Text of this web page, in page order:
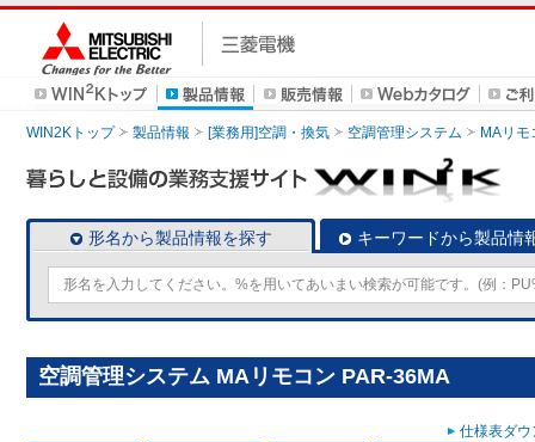
WIN2Kトップ 製品情報 [業務用]空調・換気 空調管理システム MAリモ
形名から製品情報を探す キーワードから製品情
空調管理システム MAリモコン PAR-36MA
仕様表ダ